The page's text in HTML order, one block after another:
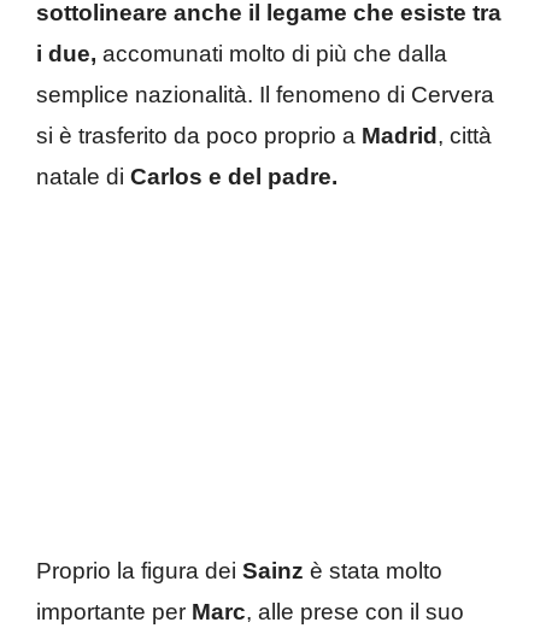
sottolineare anche il legame che esiste tra
i due, accomunati molto di più che dalla
semplice nazionalità. Il fenomeno di Cervera
si è trasferito da poco proprio a Madrid, città
natale di Carlos e del padre.
Proprio la figura dei Sainz è stata molto
importante per Marc, alle prese con il suo